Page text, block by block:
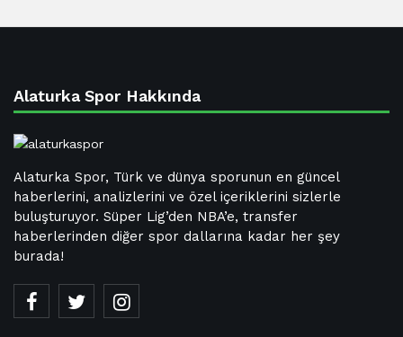
Alaturka Spor Hakkında
Alaturka Spor, Türk ve dünya sporunun en güncel
haberlerini, analizlerini ve özel içeriklerini sizlerle
buluşturuyor. Süper Lig’den NBA’e, transfer
haberlerinden diğer spor dallarına kadar her şey
burada!